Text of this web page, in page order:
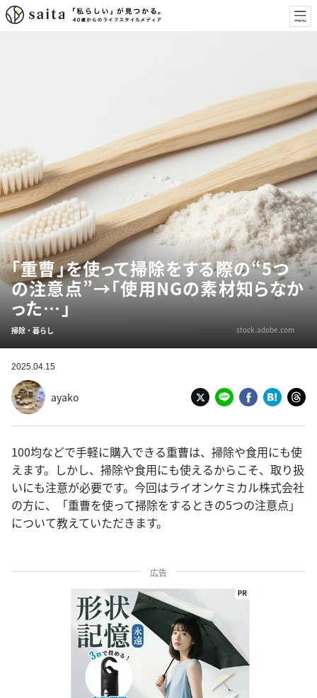
「重曹」を使って掃除をする際の“5つ
の注意点”→「使用NGの素材知らなか
った…」
掃除・暮らし stock.adobe.com
2025.04.15
ayako
100均などで手軽に購入できる重曹は、掃除や食用にも使
えます。しかし、掃除や食用にも使えるからこそ、取り扱
いにも注意が必要です。今回はライオンケミカル株式会社
の方に、「重曹を使って掃除をするときの5つの注意点」
について教えていただきます。
広告